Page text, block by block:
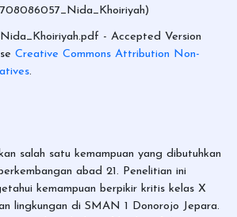
- Accepted Version
Creative Commons Attribution Non-
.
salah satu kemampuan yang dibutuhkan
abad 21. Penelitian ini
kemampuan berpikir kritis kelas X
lingkungan di SMAN 1 Donorojo Jepara.